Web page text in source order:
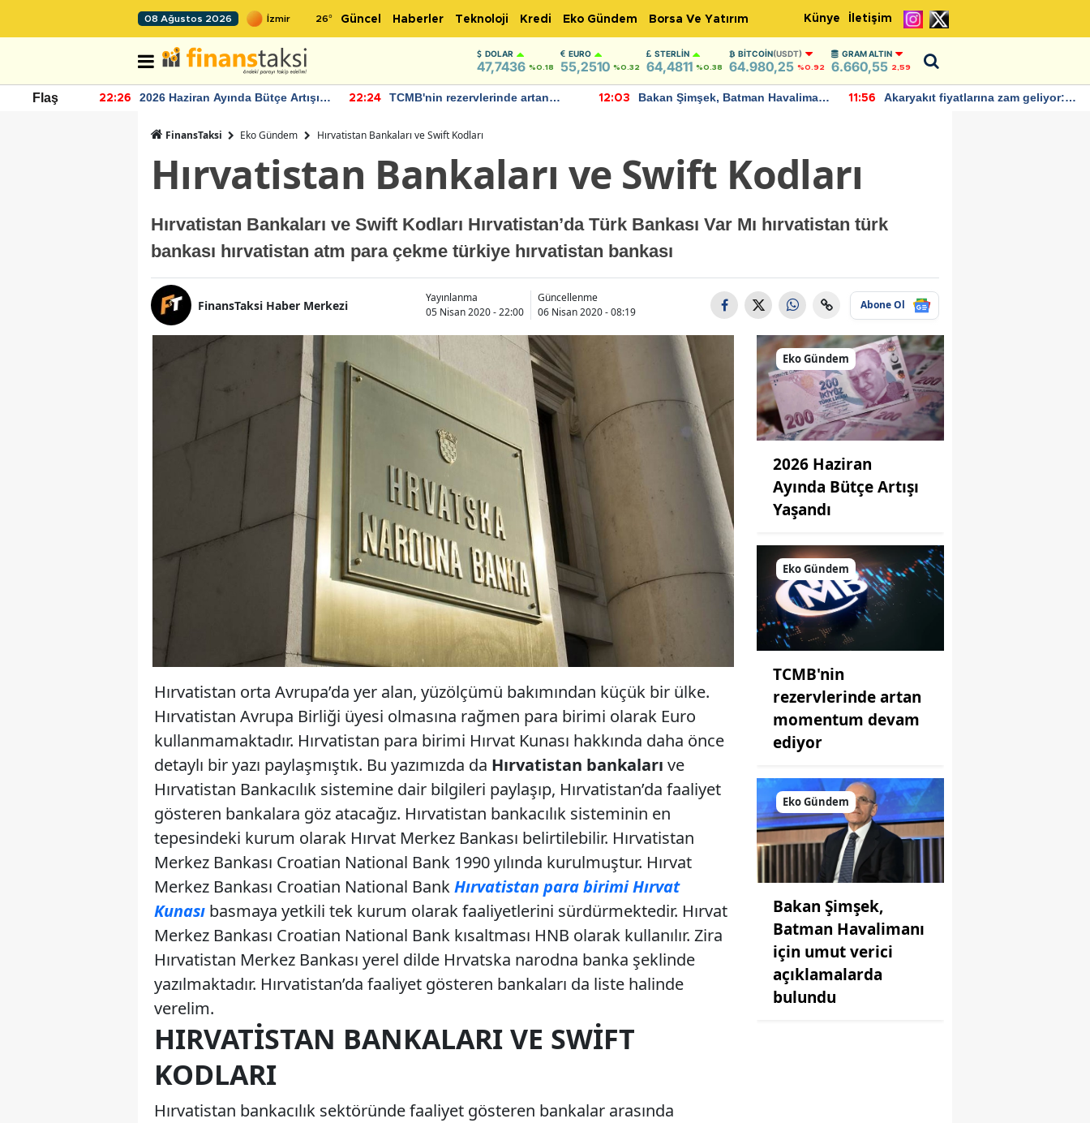
08 Ağustos 2026 26° Güncel Haberler Teknoloji Kredi Eko Gündem Borsa Ve Yatırım Künye İletişim
DOLAR
47,7436 %0.18
EURO
55,2510 %0.32
STERLIN
64,4811 %0.38
BITCOIN(USDT)
64.980,25 %0.92
GRAM ALTIN
6.660,55 2,59
Flaş 22:26
2026 Haziran Ayında Bütçe Artışı
22:24
TCMB'nin rezervlerinde artan
12:03
Bakan Şimşek, Batman Havalimanı
11:56
Akaryakıt fiyatlarına zam geliyor:
FinansTaksi Eko Gündem Hırvatistan Bankaları ve Swift Kodları
Hırvatistan Bankaları ve Swift Kodları
Hırvatistan Bankaları ve Swift Kodları Hırvatistan’da Türk Bankası Var Mı hırvatistan türk
bankası hırvatistan atm para çekme türkiye hırvatistan bankası
FinansTaksi Haber Merkezi
Yayınlanma
05 Nisan 2020 - 22:00
Güncellenme
06 Nisan 2020 - 08:19
Abone Ol
Hırvatistan orta Avrupa’da yer alan, yüzölçümü bakımından küçük bir ülke.
Hırvatistan Avrupa Birliği üyesi olmasına rağmen para birimi olarak Euro
kullanmamaktadır. Hırvatistan para birimi Hırvat Kunası hakkında daha önce
detaylı bir yazı paylaşmıştık. Bu yazımızda da Hırvatistan bankaları ve
Hırvatistan Bankacılık sistemine dair bilgileri paylaşıp, Hırvatistan’da faaliyet
gösteren bankalara göz atacağız. Hırvatistan bankacılık sisteminin en
tepesindeki kurum olarak Hırvat Merkez Bankası belirtilebilir. Hırvatistan
Merkez Bankası Croatian National Bank 1990 yılında kurulmuştur. Hırvat
Merkez Bankası Croatian National BankHırvatistan para birimi Hırvat
Kunası basmaya yetkili tek kurum olarak faaliyetlerini sürdürmektedir. Hırvat
Merkez Bankası Croatian National Bank kısaltması HNB olarak kullanılır. Zira
Hırvatistan Merkez Bankası yerel dilde Hrvatska narodna banka şeklinde
yazılmaktadır. Hırvatistan’da faaliyet gösteren bankaları da liste halinde
verelim.
HIRVATISTAN BANKALARI VE SWIFT
KODLARI
Hırvatistan bankacılık sektöründe faaliyet gösteren bankalar arasında
Eko Gündem
2026 Haziran
Ayında Bütçe Artışı
Yaşandı
Eko Gündem
TCMB'nin
rezervlerinde artan
momentum devam
ediyor
Eko Gündem
Bakan Şimşek,
Batman Havalimanı
için umut verici
açıklamalarda
bulundu